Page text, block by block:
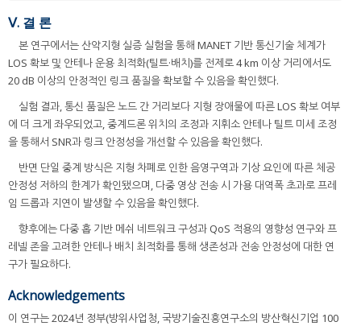
Ⅴ. 결 론
본 연구에서는 산악지형 실증 실험을 통해 MANET 기반 통신기술 체계가
LOS 확보 및 안테나 운용 최적화(틸트·배치)를 전제로 4 km 이상 거리에서도
20 dB 이상의 안정적인 링크 품질을 확보할 수 있음을 확인했다.
실험 결과, 통신 품질은 노드 간 거리보다 지형 장애물에 따른 LOS 확보 여부
에 더 크게 좌우되었고, 중계드론 위치의 조정과 지휘소 안테나 틸트 미세 조정
을 통해서 SNR과 링크 안정성을 개선할 수 있음을 확인했다.
반면 단일 중계 방식은 지형 차폐로 인한 음영구역과 기상 요인에 따른 체공
안정성 저하의 한계가 확인됐으며, 다중 영상 전송 시 가용 대역폭 초과로 프레
임 드롭과 지연이 발생할 수 있음을 확인했다.
향후에는 다중 홉 기반 메쉬 네트워크 구성과 QoS 적용의 영향성 연구와 프
레넬 존을 고려한 안테나 배치 최적화를 통해 생존성과 전송 안정성에 대한 연
구가 필요하다.
Acknowledgements
이 연구는 2024년 정부(방위사업청, 국방기술진흥연구소의 방산혁신기업 100